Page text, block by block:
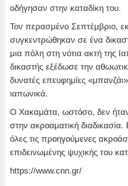
οδήγησαν στην καταδίκη του.
Τον περασμένο Σεπτέμβριο,
συγκεντρώθηκαν σε ένα
μια πόλη στη νότια ακτή της
δικαστής εξέδωσε την
δυνατές επευφημίες
ιαπωνικά.
Ο Χακαμάτα, ωστόσο, δεν
στην ακροαματική διαδικασία.
όλες τις προηγούμενες
επιδεινωμένης ψυχικής του
https://www.cnn.gr/